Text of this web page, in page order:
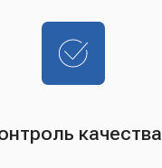
качества